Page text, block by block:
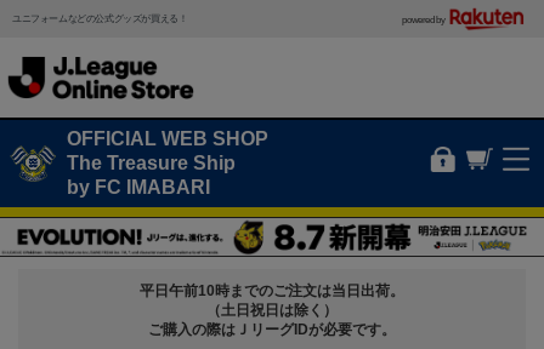
ユニフォームなどの公式グッズが買える！ powered by
OFFICIAL WEB SHOP
The Treasure Ship
by FC IMABARI
平日午前10時までのご注文は当日出荷。
（土日祝日は除く）
ご購入の際はＪリーグIDが必要です。